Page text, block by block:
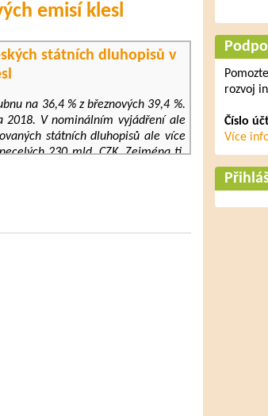
emisí klesl
státních dluhopisů v
na 36,4 % z březnových 39,4 %.
2018. V nominálním vyjádření ale
státních dluhopisů ale více
230 mld. CZK. Zejména ti,
totiž viděli poslední příležitost
českých státních dluhopisů k nule
V následujících měsících
měla i ustálit struktura držitelů
rozvoj
Číslo
Více